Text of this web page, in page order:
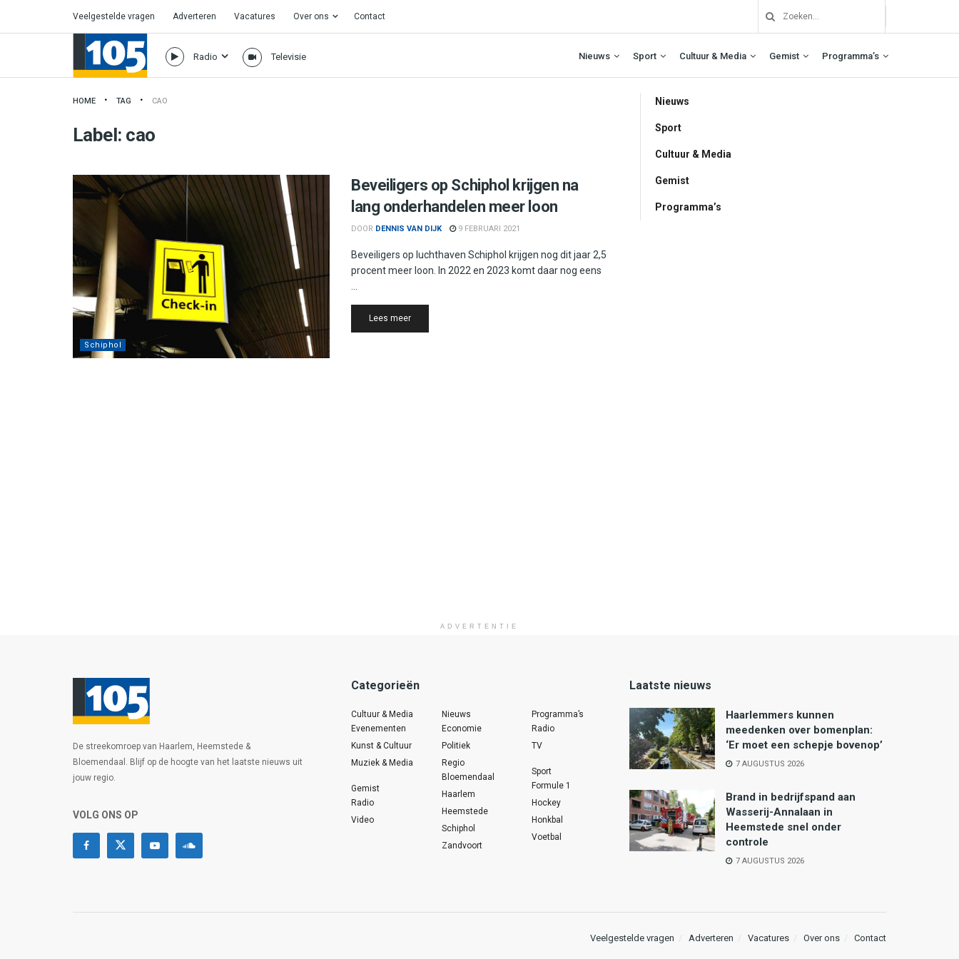
Veelgestelde vragen Adverteren Vacatures Over ons Contact
Radio Televisie Nieuws Sport Cultuur & Media Gemist Programma’s
HOME TAG CAO
Label: cao
Schiphol
Beveiligers op Schiphol krijgen na
lang onderhandelen meer loon
DOOR DENNIS VAN DIJK 9 FEBRUARI 2021
Beveiligers op luchthaven Schiphol krijgen nog dit jaar 2,5
procent meer loon. In 2022 en 2023 komt daar nog eens
Lees meerDetails
Nieuws
Sport
Cultuur & Media
Gemist
Programma’s
ADVERTENTIE
De streekomroep van Haarlem, Heemstede &
Bloemendaal. Blijf op de hoogte van het laatste nieuws uit
jouw regio.
VOLG ONS OP
Categorieën
Cultuur & Media
Evenementen
Kunst & Cultuur
Muziek & Media
Gemist
Radio
Video
Nieuws
Economie
Politiek
Regio
Bloemendaal
Haarlem
Heemstede
Schiphol
Zandvoort
Programma’s
Radio
TV
Sport
Formule 1
Hockey
Honkbal
Voetbal
Laatste nieuws
Haarlemmers kunnen
meedenken over bomenplan:
‘Er moet een schepje bovenop’
7 AUGUSTUS 2026
Brand in bedrijfspand aan
Wasserij-Annalaan in
Heemstede snel onder
controle
7 AUGUSTUS 2026
Veelgestelde vragen Adverteren Vacatures Over ons Contact